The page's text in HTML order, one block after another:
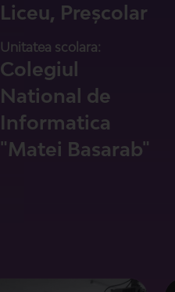
Liceu, Preșcolar
Unitatea scolara:
Colegiul
National de
Informatica
"Matei Basarab"